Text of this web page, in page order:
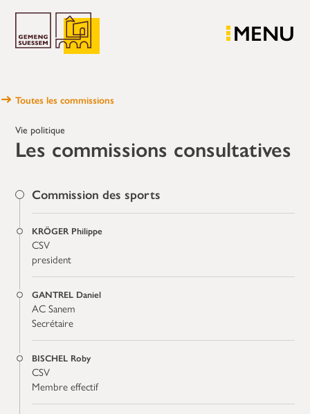
MENU
Toutes les commissions
Vie politique
Les commissions consultatives
Commission des sports
KRÖGER Philippe
CSV
president
GANTREL Daniel
AC Sanem
Secrétaire
BISCHEL Roby
CSV
Membre effectif